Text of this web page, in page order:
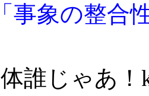
事象の整合
誰じゃあ！